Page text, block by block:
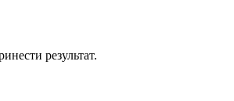
результат.